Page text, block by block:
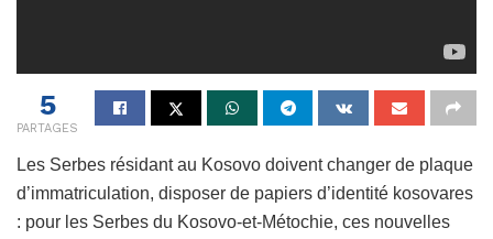
5
PARTAGES
Les Serbes résidant au Kosovo doivent changer de plaque
d’immatriculation, disposer de papiers d’identité kosovares
: pour les Serbes du Kosovo-et-Métochie, ces nouvelles